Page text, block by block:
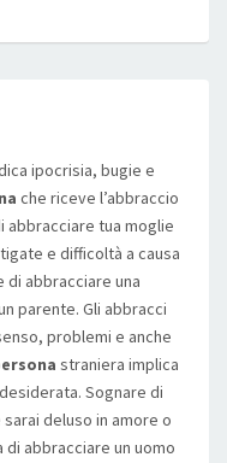
ipocrisia, bugie e
che riceve l’abbraccio
abbracciare tua moglie
e difficoltà a causa
abbracciare una
parente. Gli abbracci
problemi e anche
straniera implica
Sognare di
deluso in amore o
di abbracciare un uomo